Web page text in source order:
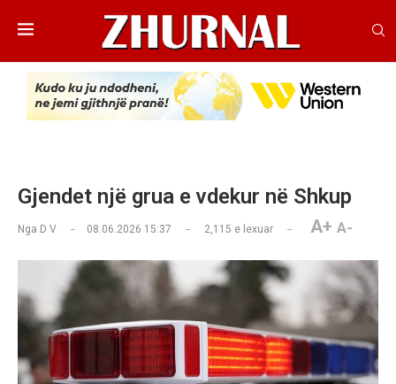
Gjendet një grua e vdekur në Shkup
Nga D V 08.06.2026 15:37 2,115 e lexuar A+ A-